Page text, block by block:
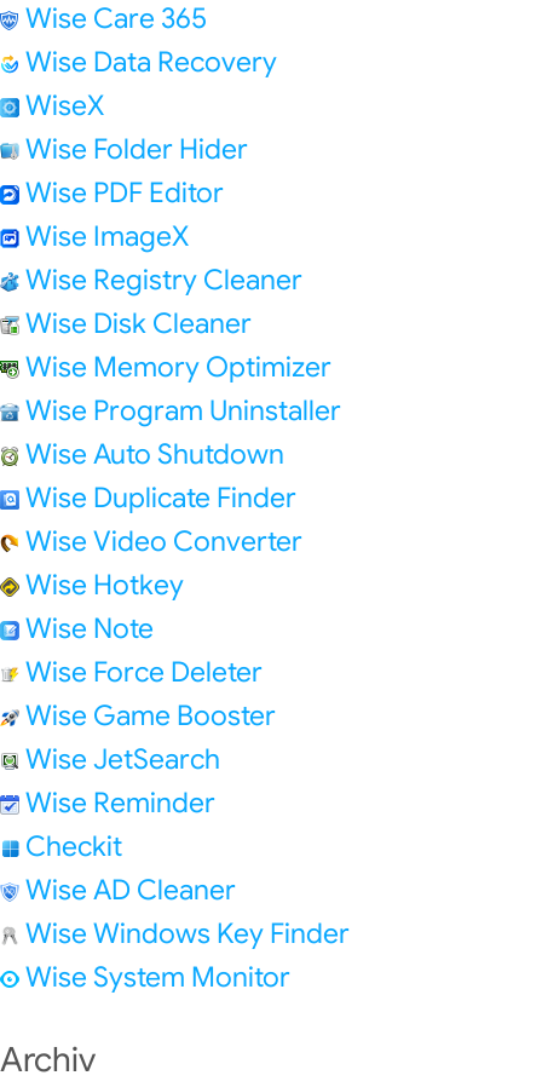
Wise Care 365
Wise Data Recovery
WiseX
Wise Folder Hider
Wise PDF Editor
Wise ImageX
Wise Registry Cleaner
Wise Disk Cleaner
Wise Memory Optimizer
Wise Program Uninstaller
Wise Auto Shutdown
Wise Duplicate Finder
Wise Video Converter
Wise Hotkey
Wise Note
Wise Force Deleter
Wise Game Booster
Wise JetSearch
Wise Reminder
Checkit
Wise AD Cleaner
Wise Windows Key Finder
Wise System Monitor
Archiv